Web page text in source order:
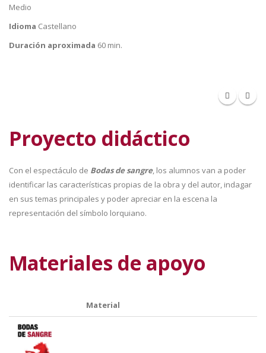
Medio
Idioma Castellano
Duración aproximada 60 min.
Proyecto didáctico
Con el espectáculo de Bodas de sangre, los alumnos van a poder
identificar las características propias de la obra y del autor, indagar
en sus temas principales y poder apreciar en la escena la
representación del símbolo lorquiano.
Materiales de apoyo
Material